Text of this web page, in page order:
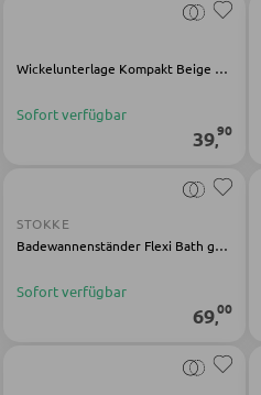
Drehtürenschränke
SPIEGEL
Wandspiegel
Badspiegel
BARMÖBEL
Wickelunterlage Kompakt Beige Polyester
Sofort verfügbar
39,90
STOKKE
Badewannenständer Flexi Bath grau Metall
Sofort verfügbar
69,00